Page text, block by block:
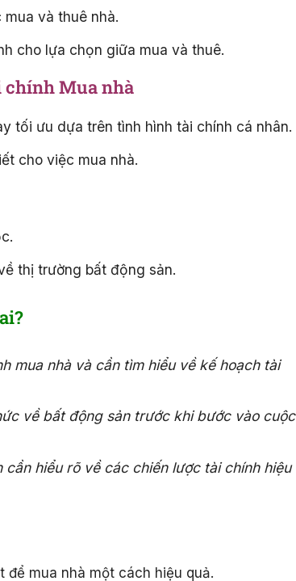
và thuê nhà.
cho lựa chọn giữa mua và thuê.
chính Mua nhà
tối ưu dựa trên tình hình tài chính cá nhân.
cho việc mua nhà.
thị trường bất động sản.
mua nhà và cần tìm hiểu về kế hoạch tài
về bất động sản trước khi bước vào cuộc
hiểu rõ về các chiến lược tài chính hiệu
mua nhà một cách hiệu quả.